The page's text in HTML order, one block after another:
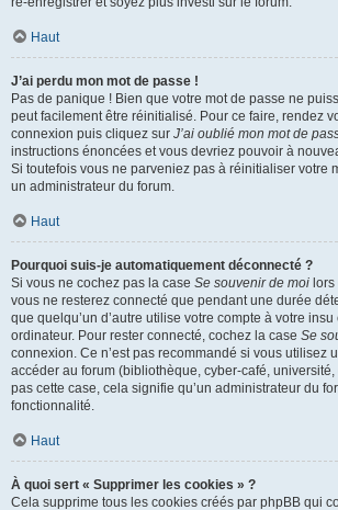
Haut
J’ai perdu mon mot de passe !
Pas de panique ! Bien que votre mot de passe ne
peut facilement être réinitialisé. Pour ce faire, rendez
connexion puis cliquez sur J’ai oublié mon mot de
instructions énoncées et vous devriez pouvoir à
Si toutefois vous ne parveniez pas à réinitialiser votre
un administrateur du forum.
Haut
Pourquoi suis-je automatiquement déconnecté ?
Si vous ne cochez pas la case Se souvenir de moi
vous ne resterez connecté que pendant une durée
que quelqu’un d’autre utilise votre compte à votre
ordinateur. Pour rester connecté, cochez la case Se
connexion. Ce n’est pas recommandé si vous utilisez
accéder au forum (bibliothèque, cyber-café,
pas cette case, cela signifie qu’un administrateur du
fonctionnalité.
Haut
À quoi sert « Supprimer les cookies » ?
Cela supprime tous les cookies créés par phpBB qui